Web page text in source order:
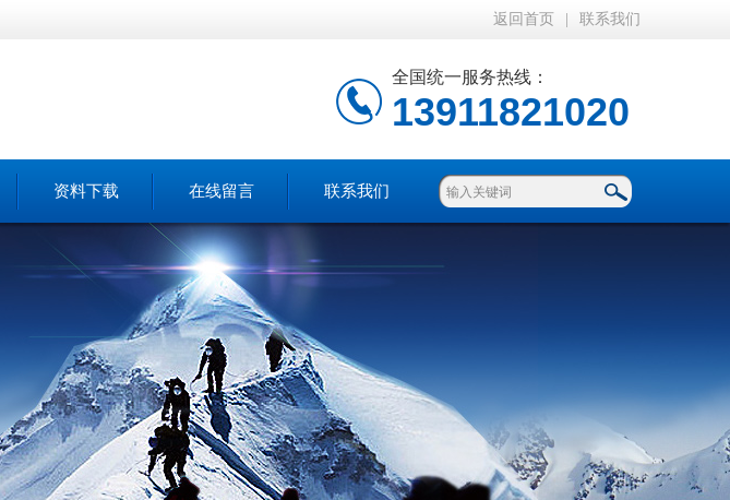
返回首页 联系我们
全国统一服务热线：
13911821020
资料下载 在线留言 联系我们